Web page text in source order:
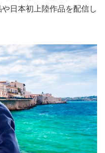
日本初上陸作品を配信し